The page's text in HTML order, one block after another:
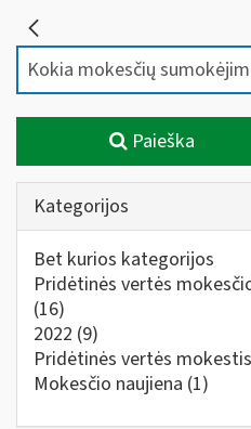
Paieška
Kategorijos
Bet kurios kategorijos
Pridėtinės vertės
(16)
2022 (9)
Pridėtinės vertės mokestis
Mokesčio naujiena (1)